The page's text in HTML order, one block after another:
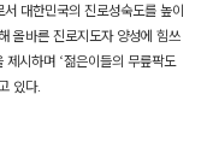
대한민국의 진로성숙도를 높이
올바른 진로지도자 양성에 힘쓰
제시하며 ‘젊은이들의 무릎팍도
있다.